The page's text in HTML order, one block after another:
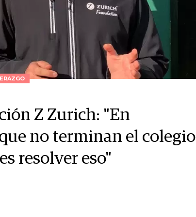
Z Zurich: "En
no terminan el colegio
resolver eso"